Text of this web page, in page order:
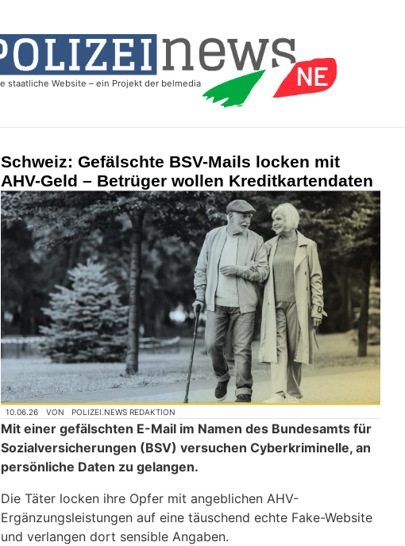
Schweiz: Gefälschte BSV-Mails locken mit
AHV-Geld – Betrüger wollen Kreditkartendaten
10.06.26 VON POLIZEI.NEWS REDAKTION
Mit einer gefälschten E-Mail im Namen des Bundesamts für
Sozialversicherungen (BSV) versuchen Cyberkriminelle, an
persönliche Daten zu gelangen.
Die Täter locken ihre Opfer mit angeblichen AHV-
Ergänzungsleistungen auf eine täuschend echte Fake-Website
und verlangen dort sensible Angaben.